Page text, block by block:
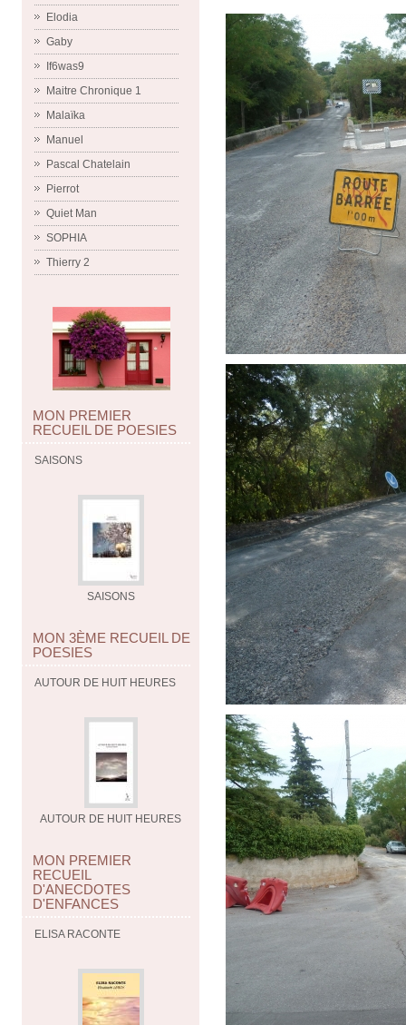
Elodia
Gaby
If6was9
Maitre Chronique 1
Malaïka
Manuel
Pascal Chatelain
Pierrot
Quiet Man
SOPHIA
Thierry 2
MON PREMIER
RECUEIL DE POESIES
SAISONS
SAISONS
MON 3ÈME RECUEIL DE
POESIES
AUTOUR DE HUIT HEURES
AUTOUR DE HUIT HEURES
MON PREMIER
RECUEIL
D'ANECDOTES
D'ENFANCES
ELISA RACONTE